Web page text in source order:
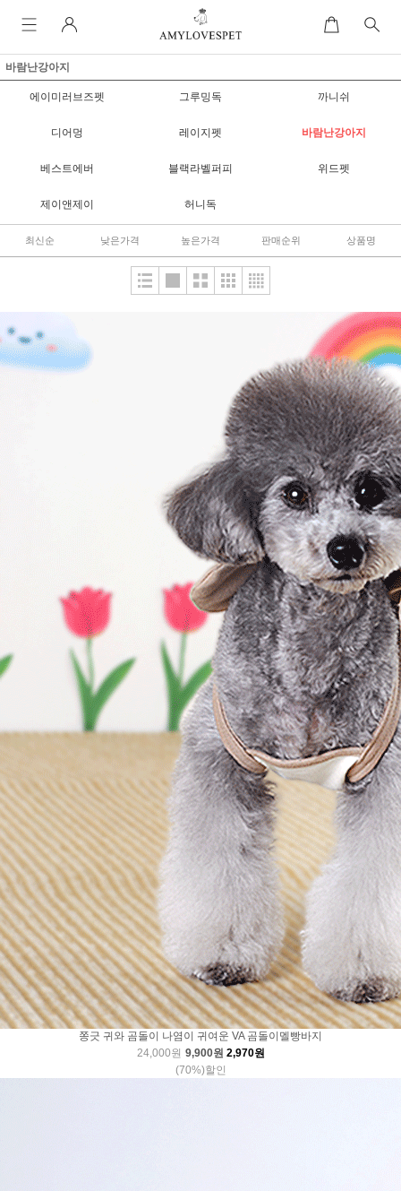
바람난강아지
에이미러브즈펫 그루밍독 까니쉬
디어멍 레이지펫 바람난강아지
베스트에버 블랙라벨퍼피 위드펫
제이앤제이 허니독
최신순 낮은가격 높은가격 판매순위 상품명
쫑긋 귀와 곰돌이 나염이 귀여운 VA 곰돌이멜빵바지
24,000원 9,900원 2,970원
(70%)할인